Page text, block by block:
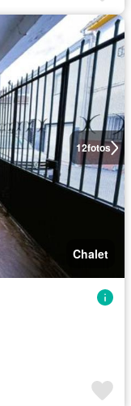
12fotos
Chalet